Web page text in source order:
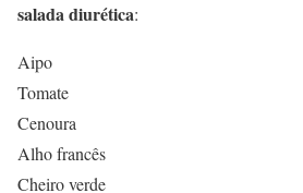
salada diurética:
Aipo
Tomate
Cenoura
Alho francês
Cheiro verde